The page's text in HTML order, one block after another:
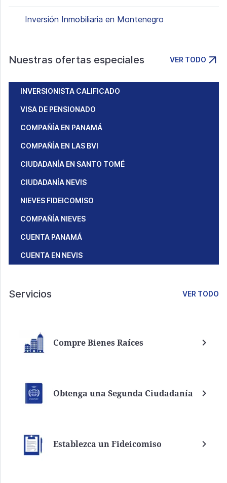
Inversión Inmobiliaria en Montenegro
Nuestras ofertas especiales VER TODO
INVERSIONISTA CALIFICADO
VISA DE PENSIONADO
COMPAÑÍA EN PANAMÁ
COMPAÑÍA EN LAS BVI
CIUDADANÍA EN SANTO TOMÉ
CIUDADANÍA NEVIS
NIEVES FIDEICOMISO
COMPAÑÍA NIEVES
CUENTA PANAMÁ
CUENTA EN NEVIS
Servicios VER TODO
Compre Bienes Raíces
Obtenga una Segunda Ciudadanía
Establezca un Fideicomiso